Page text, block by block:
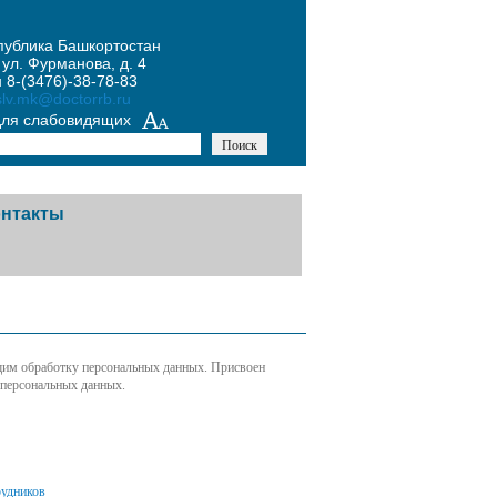
Башкортостан
ул. Фурманова, д. 4
(3476)-38-78-83
слабовидящих
контролирующих
обработку персональных данных. Присвоен
данных.